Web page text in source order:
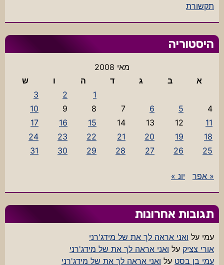
תקשורת
היסטוריה
מאי 2008
א
ב ג ד ה ו
ש
1
2
3
4
5
6
7
8
9
10
11
12
13
14
15
16
17
18
19
20
21
22
23
24
25
26
27
28
29
30
31
« אפר יונ »
תגובות אחרונות
עמי על ואני אראה לך את של מידג'רני
אורי צציק על ואני אראה לך את של מידג'רני
עמי בן בסט על ואני אראה לך את של מידג'רני